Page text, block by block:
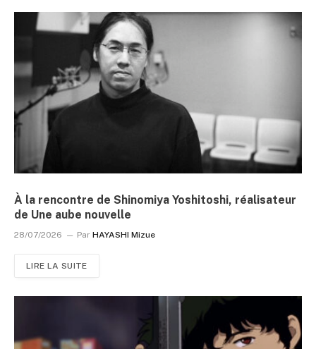
À la rencontre de Shinomiya Yoshitoshi, réalisateur
de Une aube nouvelle
28/07/2026 Par HAYASHI Mizue
LIRE LA SUITE